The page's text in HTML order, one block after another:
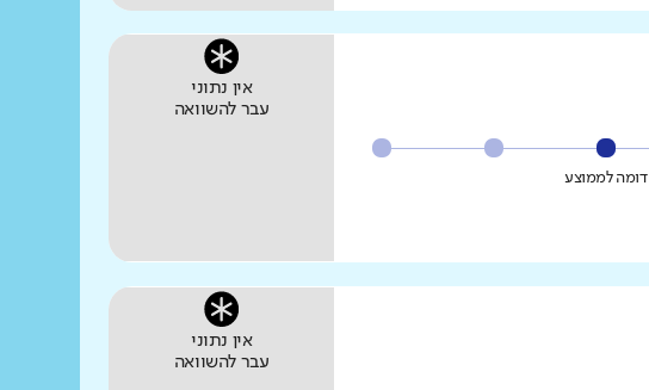
דומה לממוצע
אין נתוני
עבר להשוואה
אין נתוני
עבר להשוואה